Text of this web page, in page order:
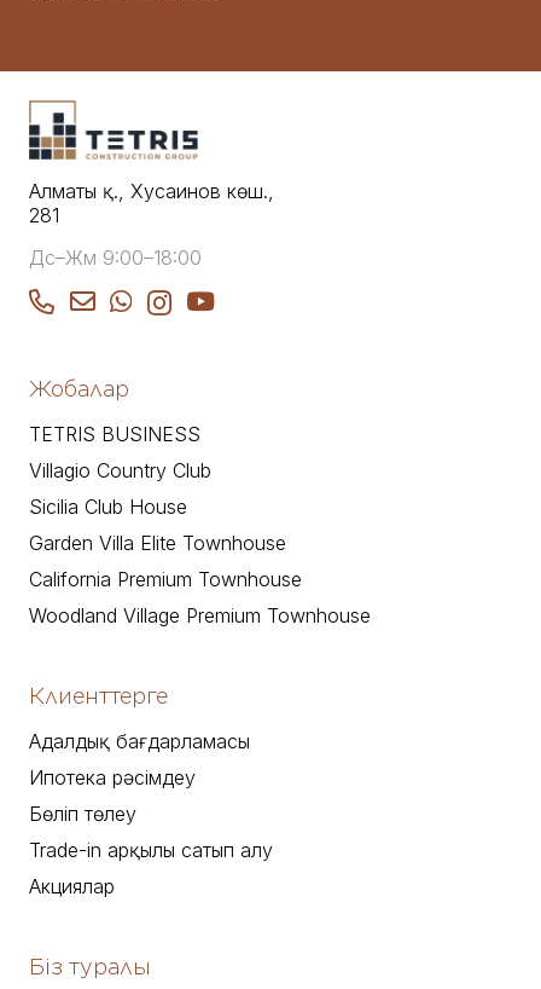
Алматы қ., Хусаинов көш.,
281
Дс–Жм 9:00–18:00
Жобалар
TETRIS BUSINESS
Villagio Country Club
Sicilia Club House
Garden Villa Elite Townhouse
California Premium Townhouse
Woodland Village Premium Townhouse
Клиенттерге
Адалдық бағдарламасы
Ипотека рәсімдеу
Бөліп төлеу
Trade-in арқылы сатып алу
Акциялар
Біз туралы